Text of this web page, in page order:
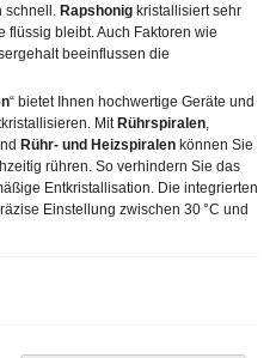
schnell. Rapshonig kristallisiert sehr
flüssig bleibt. Auch Faktoren wie
beeinflussen die
“ bietet Ihnen hochwertige Geräte und
Mit Rührspiralen,
Rühr- und Heizspiralen können Sie
rühren. So verhindern Sie das
Entkristallisation. Die integrierten
Einstellung zwischen 30 °C und